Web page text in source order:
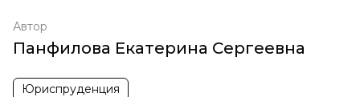
Автор
Панфилова Екатерина Сергеевна
Юриспруденция